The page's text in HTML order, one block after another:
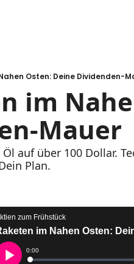
Osten: Deine Dividenden-
im
Mauer
auf über 100 Dollar.
Plan.